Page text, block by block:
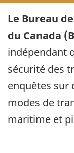
Le Bureau
du Canada
indépendant
sécurité des
enquêtes sur
modes de
maritime et